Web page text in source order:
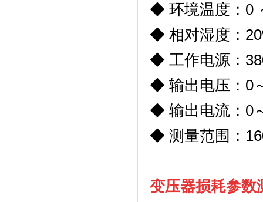
◆ 环境温度： 0
◆ 相对湿度：
◆ 工作电源：
◆ 输出电压： 0
◆ 输出电流： 0
◆ 测量范围：
变压器损耗参数